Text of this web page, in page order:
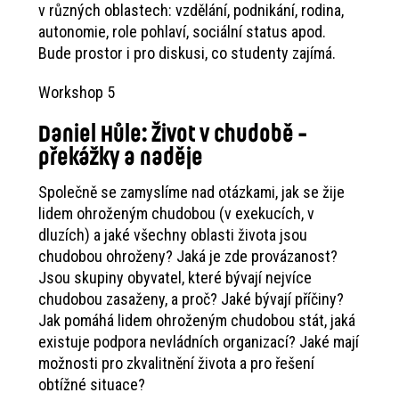
v různých oblastech: vzdělání, podnikání, rodina,
autonomie, role pohlaví, sociální status apod.
Bude prostor i pro diskusi, co studenty zajímá.
Workshop 5
Daniel Hůle: Život v chudobě -
překážky a naděje
Společně se zamyslíme nad otázkami, jak se žije
lidem ohroženým chudobou (v exekucích, v
dluzích) a jaké všechny oblasti života jsou
chudobou ohroženy? Jaká je zde provázanost?
Jsou skupiny obyvatel, které bývají nejvíce
chudobou zasaženy, a proč? Jaké bývají příčiny?
Jak pomáhá lidem ohroženým chudobou stát, jaká
existuje podpora nevládních organizací? Jaké mají
možnosti pro zkvalitnění života a pro řešení
obtížné situace?